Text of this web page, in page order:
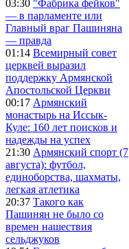
03:30 "Фабрика фейков"
— в парламенте или
Главный враг Пашиняна
— правда
01:14 Всемирный совет
церквей выразил
поддержку Армянской
Апостольской Церкви
00:17 Армянский
монастырь на Иссык-
Куле: 160 лет поисков и
надежды на успех
21:30 Армянский спорт (7
августа): футбол,
единоборства, шахматы,
легкая атлетика
20:37 Такого как
Пашинян не было со
времен нашествия
сельджуков